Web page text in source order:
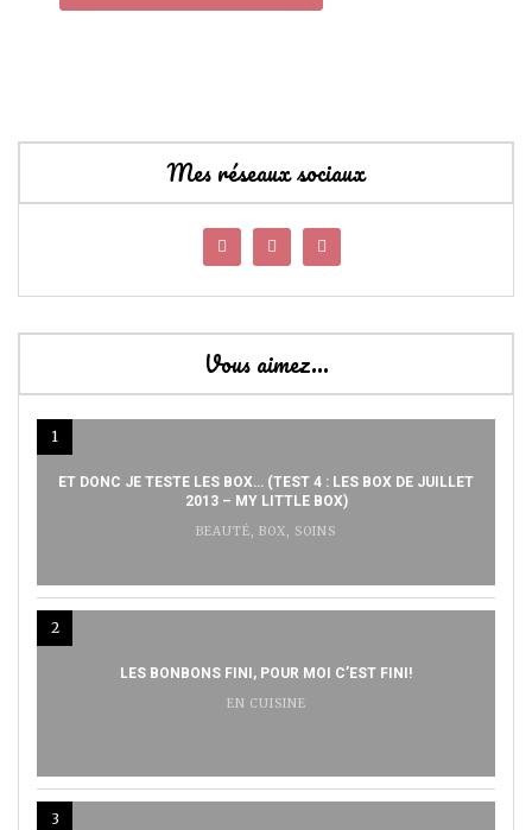
Mes réseaux sociaux
Vous aimez…
1
ET DONC JE TESTE LES BOX… (TEST 4 : LES BOX DE JUILLET
2013 – MY LITTLE BOX)
BEAUTÉ, BOX, SOINS
2
LES BONBONS FINI, POUR MOI C’EST FINI!
EN CUISINE
3